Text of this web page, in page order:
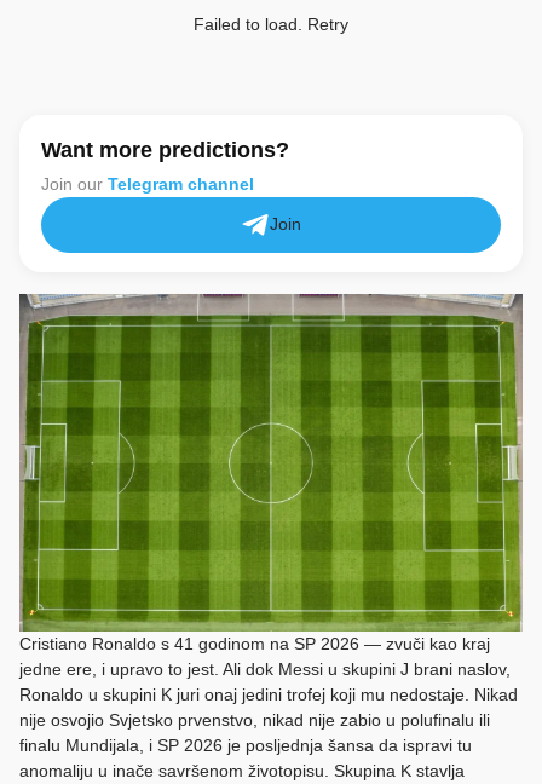
Failed to load. Retry
Want more predictions?
Join our Telegram channel
Join
Cristiano Ronaldo s 41 godinom na SP 2026 — zvuči kao kraj
jedne ere, i upravo to jest. Ali dok Messi u skupini J brani naslov,
Ronaldo u skupini K juri onaj jedini trofej koji mu nedostaje. Nikad
nije osvojio Svjetsko prvenstvo, nikad nije zabio u polufinalu ili
finalu Mundijala, i SP 2026 je posljednja šansa da ispravi tu
anomaliju u inače savršenom životopisu. Skupina K stavlja